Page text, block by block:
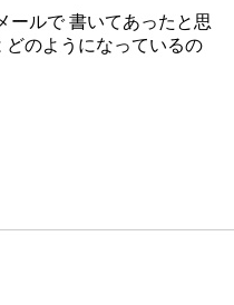
ールで 書いてあったと思
のようになっているの